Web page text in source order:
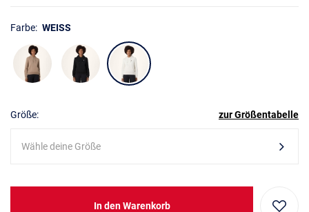
Farbe: WEISS
Größe: zur Größentabelle
Wähle deine Größe
In den Warenkorb